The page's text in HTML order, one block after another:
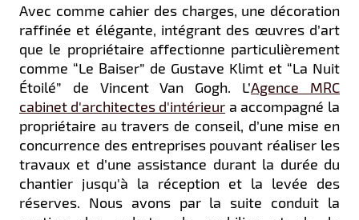
Avec comme cahier des charges, une décoration
raffinée et élégante, intégrant des œuvres d’art
que le propriétaire affectionne particulièrement
comme “Le Baiser” de Gustave Klimt et “La Nuit
Étoilé” de Vincent Van Gogh. L’Agence MRC
cabinet d'architectes d'intérieur a accompagné la
propriétaire au travers de conseil, d’une mise en
concurrence des entreprises pouvant réaliser les
travaux et d’une assistance durant la durée du
chantier jusqu'à la réception et la levée des
réserves. Nous avons par la suite conduit la